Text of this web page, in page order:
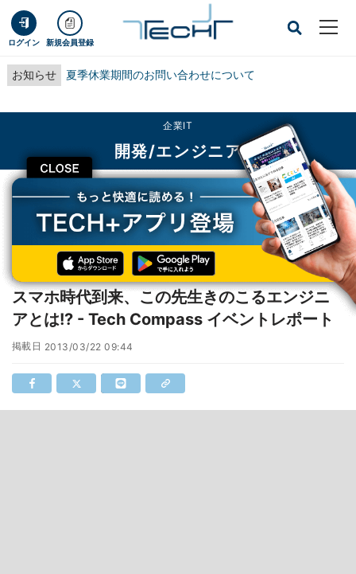
ログイン 新規会員登録
お知らせ 夏季休業期間のお問い合わせについて
CLOSE
企業IT
開発/エンジニア
TECH+ 企業IT
開発/エンジニア
スマホ時代到来、この先生きのこるエンジニアとは!? - Tech Compass イベン
レポート
スマホ時代到来、この先生きのこるエンジニ
アとは!? - Tech Compass イベントレポート
掲載日 2013/03/22 09:44